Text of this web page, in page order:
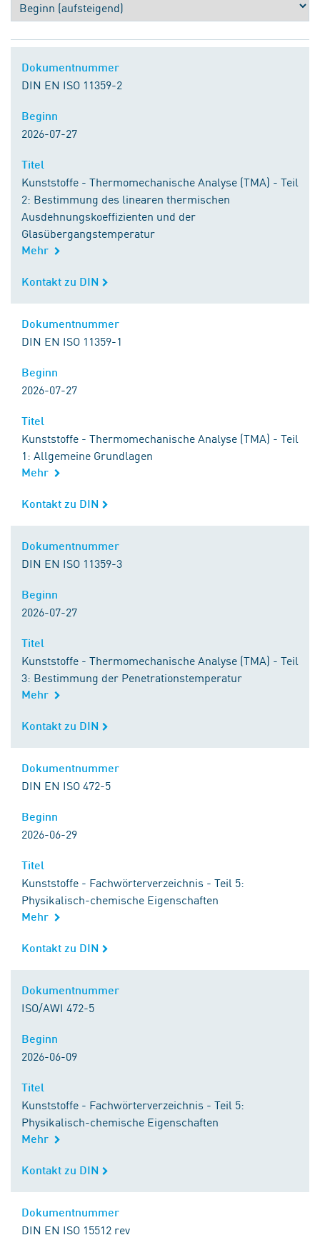
Dokumentnummer
DIN EN ISO 11359-2
Beginn
2026-07-27
Titel
Kunststoffe - Thermomechanische Analyse (TMA) - Teil
2: Bestimmung des linearen thermischen
Ausdehnungskoeffizienten und der
Glasübergangstemperatur
Mehr
Kontakt zu DIN
Kontakt zu DIN
Dokumentnummer
DIN EN ISO 11359-1
Beginn
2026-07-27
Titel
Kunststoffe - Thermomechanische Analyse (TMA) - Teil
1: Allgemeine Grundlagen
Mehr
Kontakt zu DIN
Kontakt zu DIN
Dokumentnummer
DIN EN ISO 11359-3
Beginn
2026-07-27
Titel
Kunststoffe - Thermomechanische Analyse (TMA) - Teil
3: Bestimmung der Penetrationstemperatur
Mehr
Kontakt zu DIN
Kontakt zu DIN
Dokumentnummer
DIN EN ISO 472-5
Beginn
2026-06-29
Titel
Kunststoffe - Fachwörterverzeichnis - Teil 5:
Physikalisch-chemische Eigenschaften
Mehr
Kontakt zu DIN
Kontakt zu DIN
Dokumentnummer
ISO/AWI 472-5
Beginn
2026-06-09
Titel
Kunststoffe - Fachwörterverzeichnis - Teil 5:
Physikalisch-chemische Eigenschaften
Mehr
Kontakt zu DIN
Kontakt zu DIN
Dokumentnummer
DIN EN ISO 15512 rev